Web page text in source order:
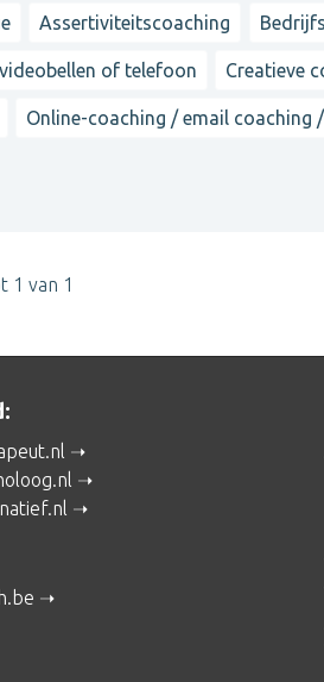
Assertiviteitscoaching
of telefoon Creatieve
Online-coaching / email coaching
1 van 1